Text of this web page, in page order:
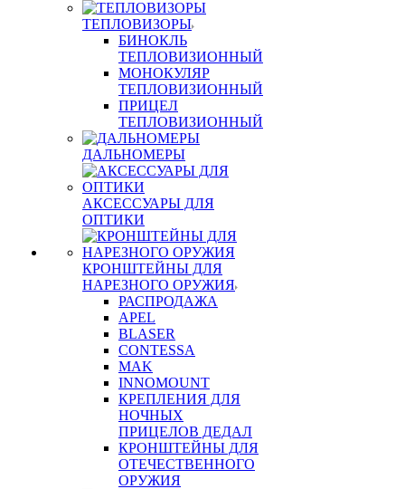
ТЕПЛОВИЗОРЫ
БИНОКЛЬ
ТЕПЛОВИЗИОННЫЙ
МОНОКУЛЯР
ТЕПЛОВИЗИОННЫЙ
ПРИЦЕЛ
ТЕПЛОВИЗИОННЫЙ
ДАЛЬНОМЕРЫ
АКСЕССУАРЫ ДЛЯ
ОПТИКИ
КРОНШТЕЙНЫ ДЛЯ
НАРЕЗНОГО ОРУЖИЯ
РАСПРОДАЖА
APEL
BLASER
CONTESSA
MAK
INNOMOUNT
КРЕПЛЕНИЯ ДЛЯ
НОЧНЫХ
ПРИЦЕЛОВ ДЕДАЛ
КРОНШТЕЙНЫ ДЛЯ
ОТЕЧЕСТВЕННОГО
ОРУЖИЯ